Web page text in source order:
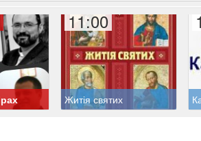
11:00
Житія святих